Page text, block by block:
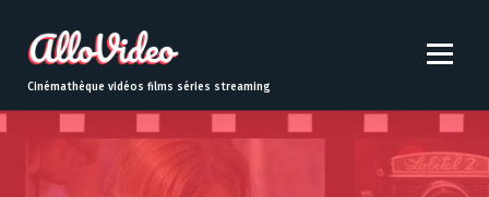
t
o
Cinémathèque vidéos films séries streaming